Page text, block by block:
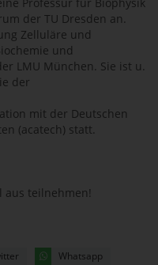
der TU Dresden an.
Zelluläre und
und
LMU München. Sie ist u.
der
mit der Deutschen
(acatech) statt.
aus teilnehmen!
Whatsapp